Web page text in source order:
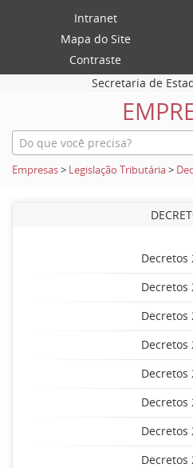
Intranet
Mapa do Site
Contraste
Secretaria de
Empresas> Legislação Tributária>
Decretos
Decretos
Decretos
Decretos
Decretos
Decretos
Decretos
Decretos